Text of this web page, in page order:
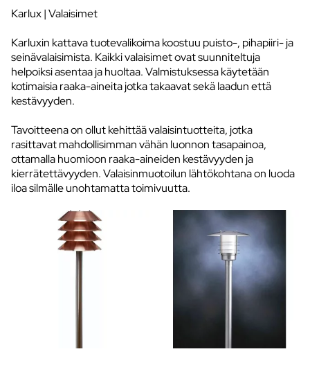
Karlux | Valaisimet
Karluxin kattava tuotevalikoima koostuu puisto-, pihapiiri- ja
seinävalaisimista. Kaikki valaisimet ovat suunniteltuja
helpoiksi asentaa ja huoltaa. Valmistuksessa käytetään
kotimaisia raaka-aineita jotka takaavat sekä laadun että
kestävyyden.
Tavoitteena on ollut kehittää valaisintuotteita, jotka
rasittavat mahdollisimman vähän luonnon tasapainoa,
ottamalla huomioon raaka-aineiden kestävyyden ja
kierrätettävyyden. Valaisinmuotoilun lähtökohtana on luoda
iloa silmälle unohtamatta toimivuutta.